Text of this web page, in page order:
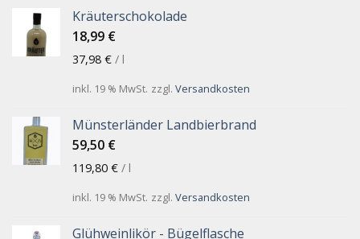
Kräuterschokolade
18,99 €
37,98 € / l
inkl. 19 % MwSt. zzgl. Versandkosten
Münsterländer Landbierbrand
59,50 €
119,80 € / l
inkl. 19 % MwSt. zzgl. Versandkosten
Glühweinlikör - Bügelflasche